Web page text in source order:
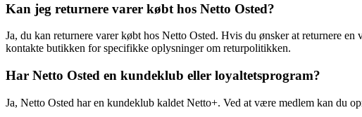
Kan jeg returnere varer købt hos Netto Osted?
Ja, du kan returnere varer købt hos Netto Osted. Hvis du ønsker at returnere
kontakte butikken for specifikke oplysninger om returpolitikken.
Har Netto Osted en kundeklub eller loyaltetsprogram?
Ja, Netto Osted har en kundeklub kaldet Netto+. Ved at være medlem kan du